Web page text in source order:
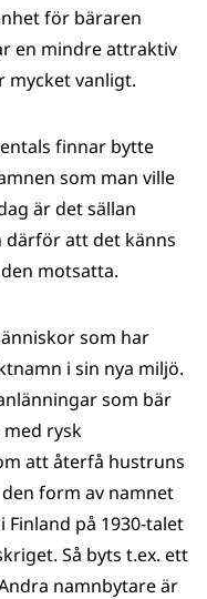
för bäraren
en mindre attraktiv
mycket vanligt.
finnar bytte
som man ville
är det sällan
därför att det känns
motsatta.
som har
i sin nya miljö.
som bär
rysk
att återfå hustruns
form av namnet
på 1930-talet
Så byts t.ex. ett
namnbytare är